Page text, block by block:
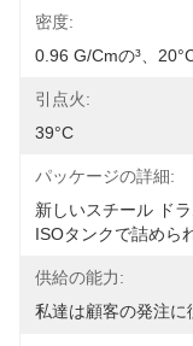
密度:
0.96 G/cmの³、
引点火:
39°C
パッケージの詳細:
新しいスチール ド
ISOタンクで詰めら
供給の能力:
私達は顧客の発注に